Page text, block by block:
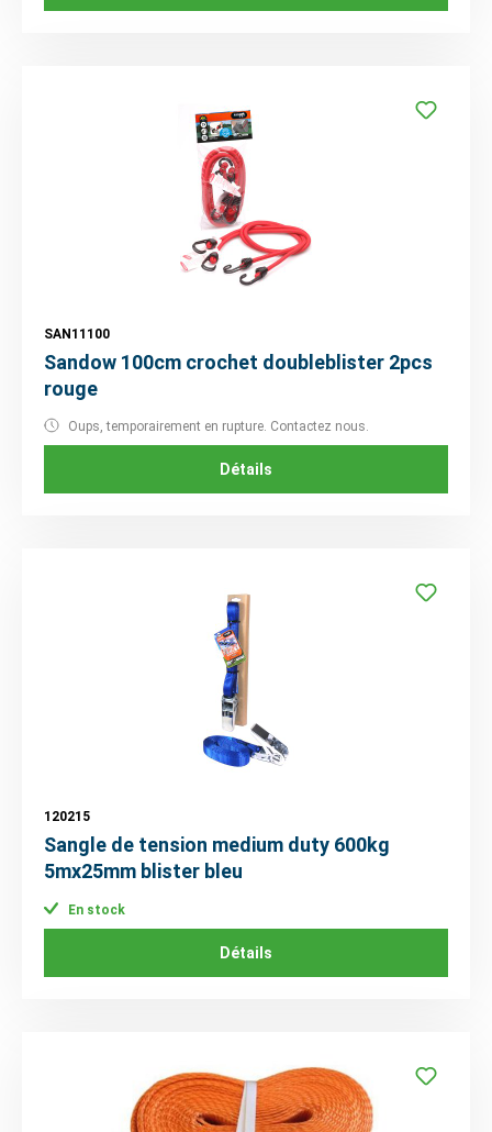
SAN11100
Sandow 100cm crochet doubleblister 2pcs
rouge
Oups, temporairement en rupture. Contactez nous.
Détails
120215
Sangle de tension medium duty 600kg
5mx25mm blister bleu
En stock
Détails